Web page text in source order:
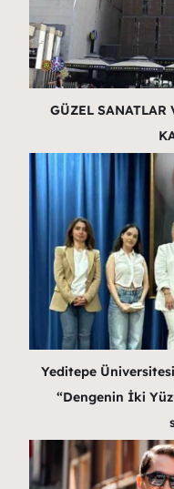
GÜZEL SANATLAR
Yeditepe
“Dengenin İki